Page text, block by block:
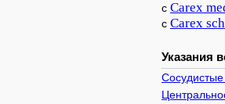
с Carex
с Carex
Указания